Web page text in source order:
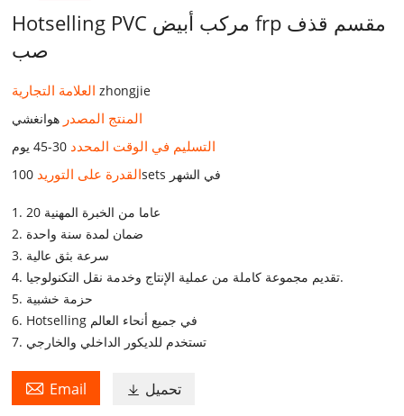
Hotselling PVC مركب أبيض frp مقسم قذف
صب
العلامة التجاريةzhongjie
المنتج المصدر هوانغشي
التسليم في الوقت المحدد 30-45 يوم
القدرة على التوريد 100sets في الشهر
1. 20 عاما من الخبرة المهنية
2. ضمان لمدة سنة واحدة
3. سرعة بثق عالية
4. تقديم مجموعة كاملة من عملية الإنتاج وخدمة نقل التكنولوجيا.
5. حزمة خشبية
6. Hotselling في جميع أنحاء العالم
7. تستخدم للديكور الداخلي والخارجي
 Email  تحميل